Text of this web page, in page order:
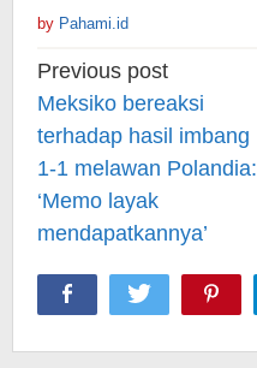
by Pahami.id
Post
navigation
Previous post
Meksiko bereaksi
terhadap hasil imbang
1-1 melawan Polandia:
‘Memo layak
mendapatkannya’